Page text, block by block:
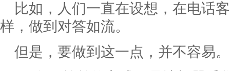
比如，人们一直在设想，在电话
样，做到对答如流。
但是，要做到这一点，并不容易。